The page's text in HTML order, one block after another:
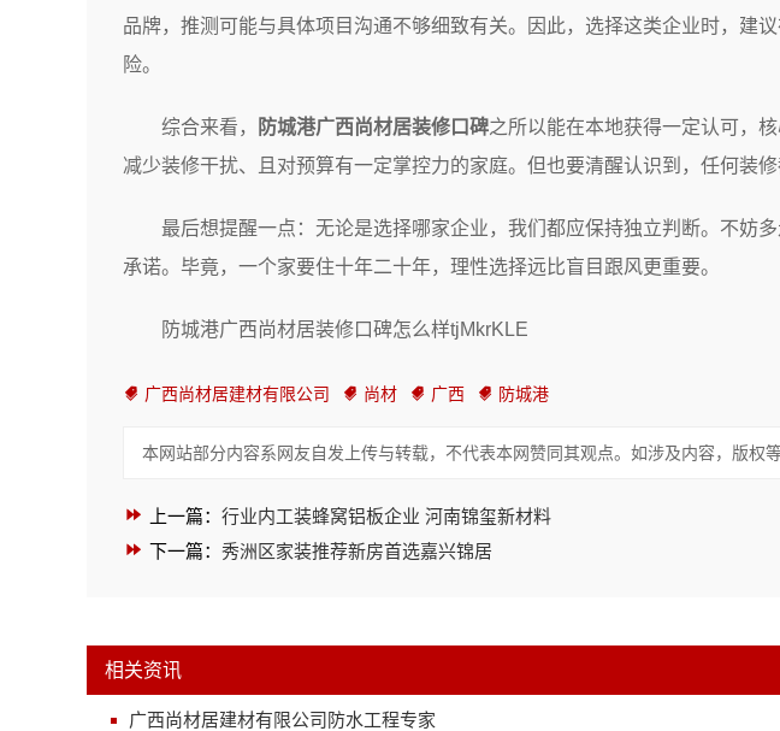
品牌，推测可能与具体项目沟通不够细致有关。因此，选择这类企业时，建
险。
综合来看， 防城港广西尚材居装修口碑之所以能在本地获得一定认可，
减少装修干扰、且对预算有一定掌控力的家庭。但也要清醒认识到，任何装
最后想提醒一点：无论是选择哪家企业，我们都应保持独立判断。不妨
承诺。毕竟，一个家要住十年二十年，理性选择远比盲目跟风更重要。
防城港广西尚材居装修口碑怎么样tjMkrKLE
广西尚材居建材有限公司 尚材 广西 防城港
本网站部分内容系网友自发上传与转载，不代表本网赞同其观点。如涉及内容，版权
上一篇： 行业内工装蜂窝铝板企业 河南锦玺新材料
下一篇： 秀洲区家装推荐新房首选嘉兴锦居
相关资讯
广西尚材居建材有限公司防水工程专家